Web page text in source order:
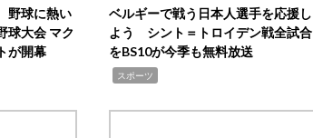
野球に熱い
大会 マク
が開幕
ベルギーで戦う日本人選手を応援し
よう シント＝トロイデン戦全試合
をBS10が今季も無料放送
スポーツ